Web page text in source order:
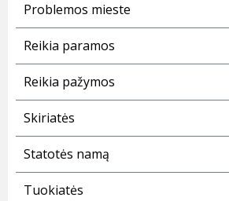
Problemos mieste
Reikia paramos
Reikia pažymos
Skiriatės
Statotės namą
Tuokiatės